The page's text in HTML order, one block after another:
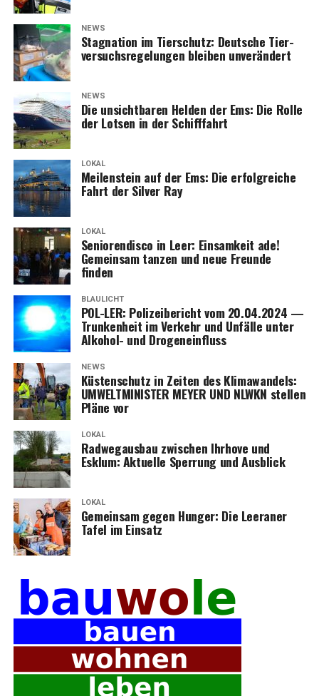
NEWS
Sta­gna­ti­on im Tier­schutz: Deut­sche Tier­
ver­suchs­re­ge­lun­gen blei­ben unverändert
NEWS
Die unsicht­ba­ren Hel­den der Ems: Die Rol­le
der Lot­sen in der Schifffahrt
LOKAL
Mei­len­stein auf der Ems: Die erfolg­rei­che
Fahrt der Sil­ver Ray
LOKAL
Senio­ren­dis­co in Leer: Ein­sam­keit ade!
Gemein­sam tan­zen und neue Freun­de
finden
BLAULICHT
POL-LER: Poli­zei­be­richt vom 20.04.2024 —
Trun­ken­heit im Ver­kehr und Unfäl­le unter
Alko­hol- und Drogeneinfluss
NEWS
Küs­ten­schutz in Zei­ten des Kli­ma­wan­dels:
UMWELTMINISTER MEYER UND NLWKN stel­len
Plä­ne vor
LOKAL
Rad­weg­aus­bau zwi­schen Ihr­ho­ve und
Esklum: Aktu­el­le Sper­rung und Ausblick
LOKAL
Gemein­sam gegen Hun­ger: Die Leera­ner
Tafel im Einsatz